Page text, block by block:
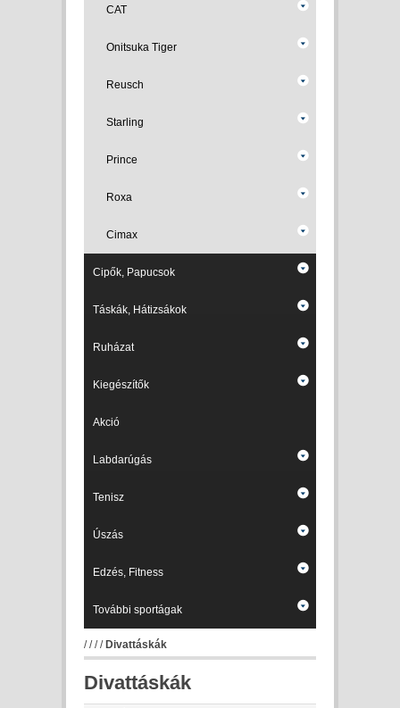
CAT
Onitsuka Tiger
Reusch
Starling
Prince
Roxa
Cimax
Cipők, Papucsok
Táskák, Hátizsákok
Ruházat
Kiegészítők
Akció
Labdarúgás
Tenisz
Úszás
Edzés, Fitness
További sportágak
//// Divattáskák
Divattáskák